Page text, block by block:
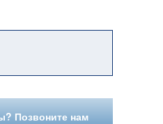
Позвоните нам